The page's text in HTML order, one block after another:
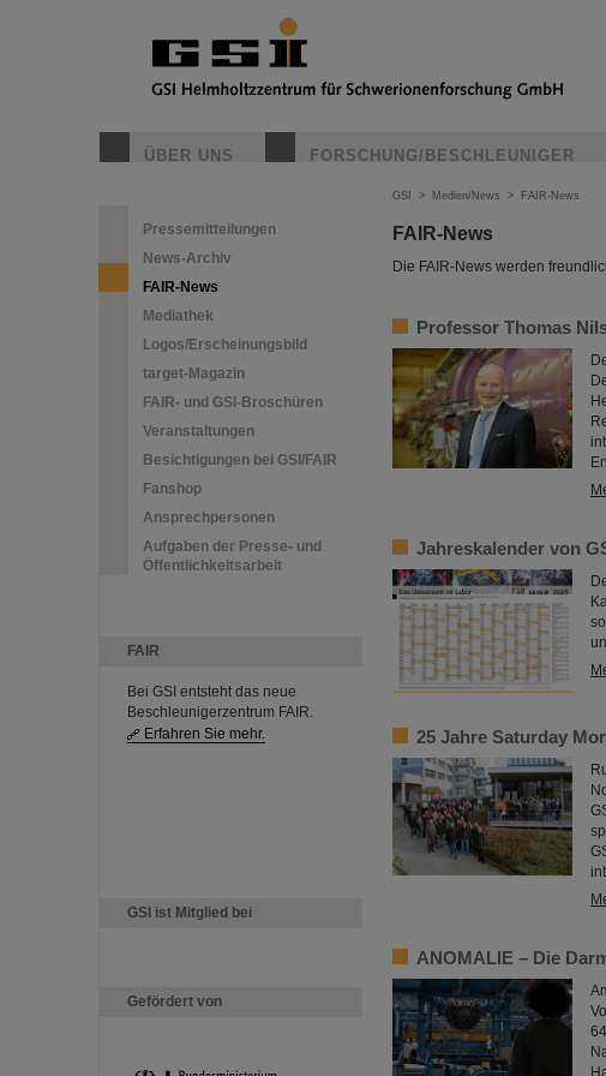
ÜBER UNS FORSCHUNG/BESCHLEUNIGER
Pressemitteilungen
News-Archiv
FAIR-News
Mediathek
Logos/Erscheinungsbild
target-Magazin
FAIR- und GSI-Broschüren
Veranstaltungen
Besichtigungen bei GSI/FAIR
Fanshop
Ansprechpersonen
Aufgaben der Presse- und
Öffentlichkeitsarbeit
FAIR
Bei GSI entsteht das neue
Beschleunigerzentrum FAIR.
Erfahren Sie mehr.
GSI ist Mitglied bei
Gefördert von
GSI > Medien/News > FAIR-News
FAIR-News
Die FAIR-News werden
Professor Thomas
Jahreskalender von
25 Jahre Saturday
ANOMALIE – Die